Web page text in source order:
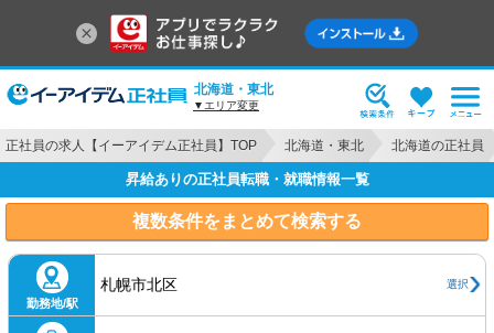
北海道・東北
▼エリア変更
正社員の求人【イーアイデム正社員】TOP 北海道・東北 北海道の正社員
昇給ありの正社員転職・就職情報一覧
複数条件をまとめて検索する
勤務地/駅
札幌市北区 選択